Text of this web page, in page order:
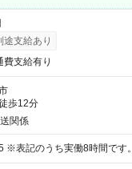
途支給あり
費支給有り
歩12分
関係
8:00～16:45 ※表記のうち実働8時間です。